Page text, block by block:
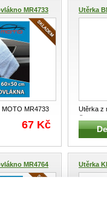
MR4733
MR4733
67 Kč
Utěrka
Utěrka z
Čistící a
MR4764 Utěrka